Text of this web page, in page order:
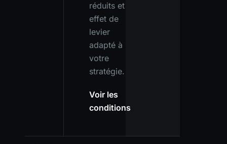
réduits et
effet de
levier
adapté à
votre
stratégie.
Voir les
conditions